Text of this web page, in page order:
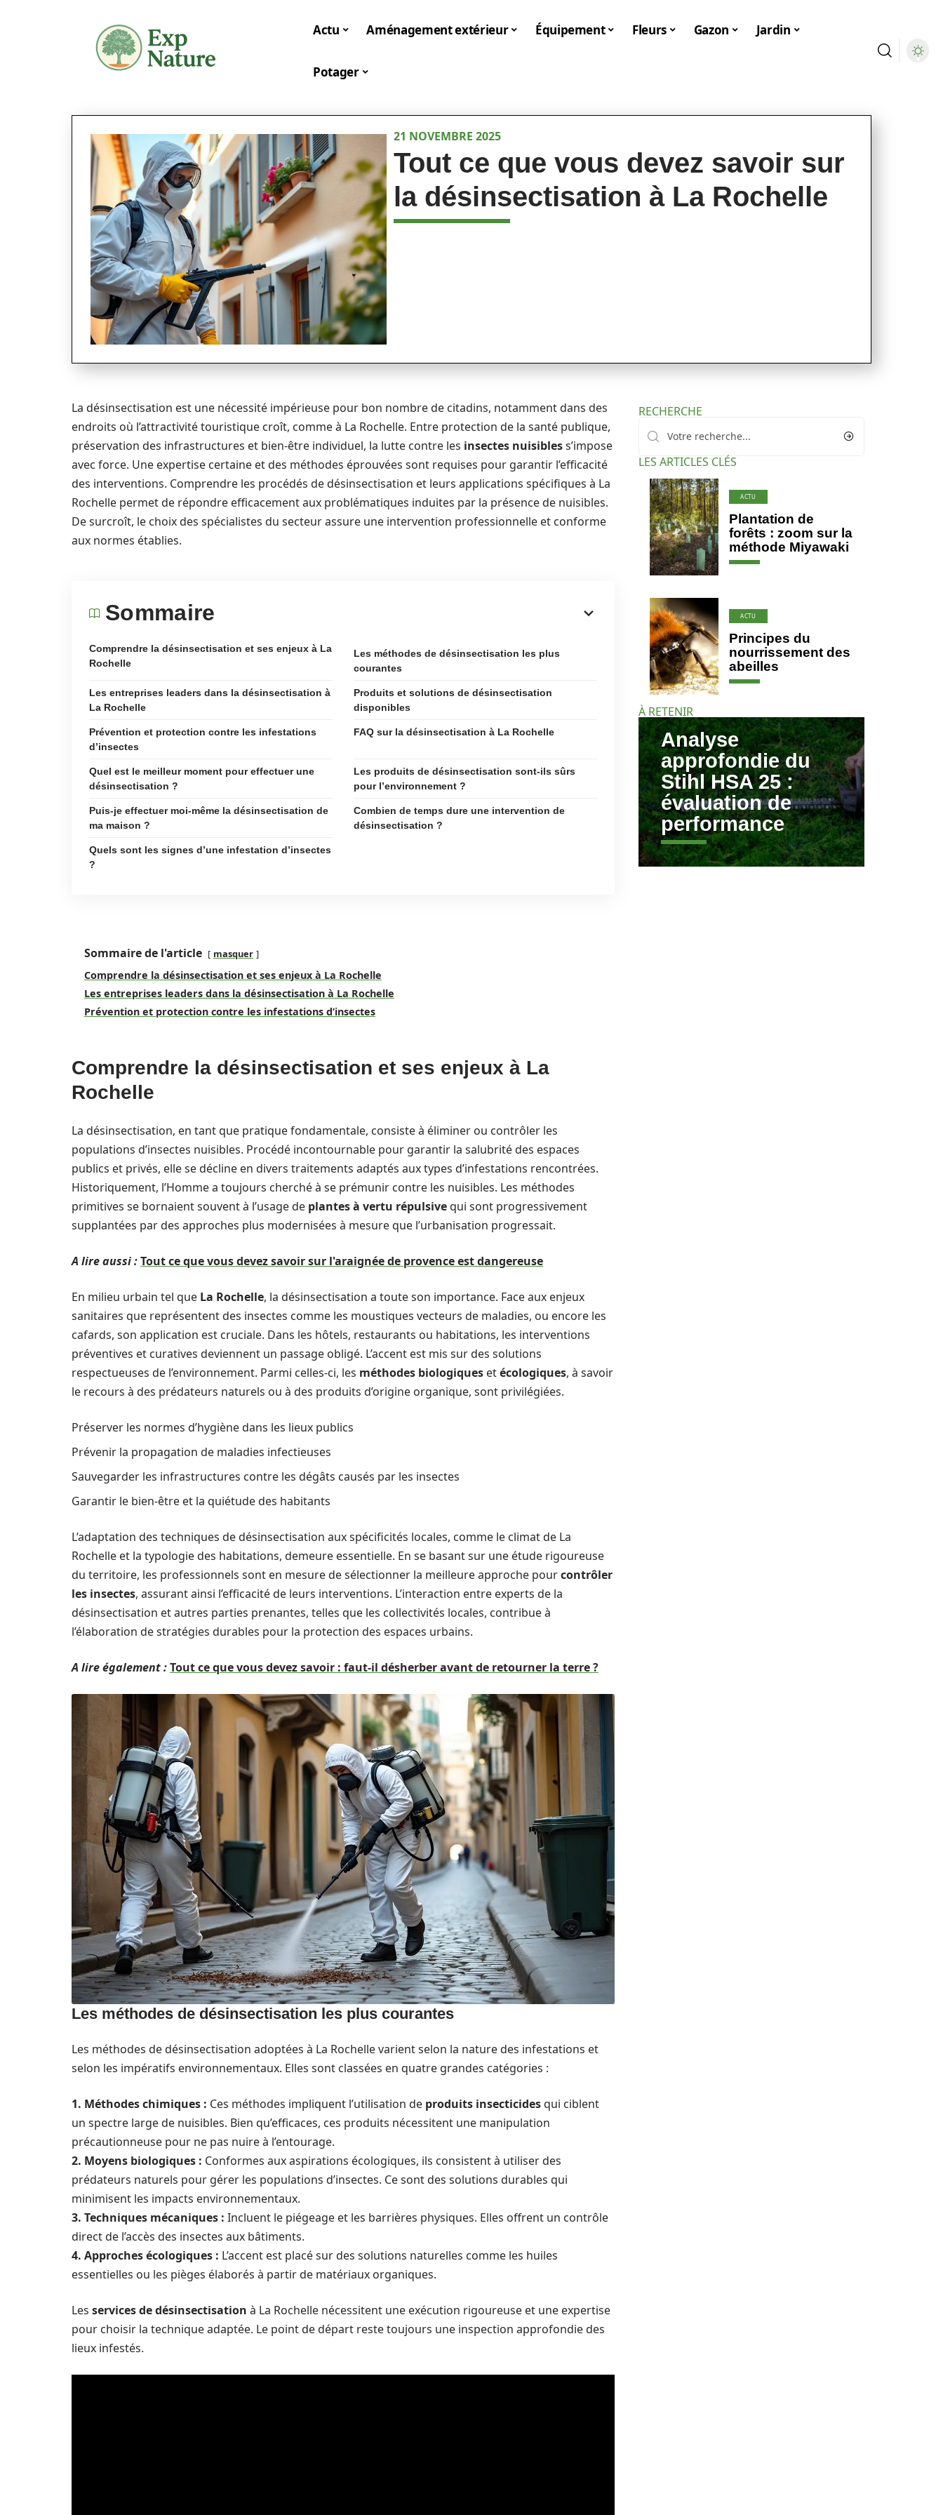
Actu Aménagement extérieur Équipement Fleurs Gazon Jardin
Potager
21 NOVEMBRE 2025
Tout ce que vous devez savoir sur
la désinsectisation à La Rochelle
La désinsectisation est une nécessité impérieuse pour bon nombre de citadins, notamment dans des
endroits où l’attractivité touristique croît, comme à La Rochelle. Entre protection de la santé publique,
préservation des infrastructures et bien-être individuel, la lutte contre les insectes nuisibless’impose
avec force. Une expertise certaine et des méthodes éprouvées sont requises pour garantir l’efficacité
des interventions. Comprendre les procédés de désinsectisation et leurs applications spécifiques à La
Rochelle permet de répondre efficacement aux problématiques induites par la présence de nuisibles.
De surcroît, le choix des spécialistes du secteur assure une intervention professionnelle et conforme
aux normes établies.
Sommaire
Comprendre la désinsectisation et ses enjeux à La
Rochelle
Les méthodes de désinsectisation les plus
courantes
Les entreprises leaders dans la désinsectisation à
La Rochelle
Produits et solutions de désinsectisation
disponibles
Prévention et protection contre les infestations
d’insectes
FAQ sur la désinsectisation à La Rochelle
Quel est le meilleur moment pour effectuer une
désinsectisation ?
Les produits de désinsectisation sont-ils sûrs
pour l’environnement ?
Puis-je effectuer moi-même la désinsectisation de
ma maison ?
Combien de temps dure une intervention de
désinsectisation ?
Quels sont les signes d’une infestation d’insectes
?
Sommaire de l'article masquer
Comprendre la désinsectisation et ses enjeux à La Rochelle
Les entreprises leaders dans la désinsectisation à La Rochelle
Prévention et protection contre les infestations d’insectes
Comprendre la désinsectisation et ses enjeux à La
Rochelle
La désinsectisation, en tant que pratique fondamentale, consiste à éliminer ou contrôler les
populations d’insectes nuisibles. Procédé incontournable pour garantir la salubrité des espaces
publics et privés, elle se décline en divers traitements adaptés aux types d’infestations rencontrées.
Historiquement, l’Homme a toujours cherché à se prémunir contre les nuisibles. Les méthodes
primitives se bornaient souvent à l’usage de plantes à vertu répulsivequi sont progressivement
supplantées par des approches plus modernisées à mesure que l’urbanisation progressait.
A lire aussi :Tout ce que vous devez savoir sur l'araignée de provence est dangereuse
En milieu urbain tel que La Rochelle, la désinsectisation a toute son importance. Face aux enjeux
sanitaires que représentent des insectes comme les moustiques vecteurs de maladies, ou encore les
cafards, son application est cruciale. Dans les hôtels, restaurants ou habitations, les interventions
préventives et curatives deviennent un passage obligé. L’accent est mis sur des solutions
respectueuses de l’environnement. Parmi celles-ci, les méthodes biologiques etécologiques, à savoir
le recours à des prédateurs naturels ou à des produits d’origine organique, sont privilégiées.
Préserver les normes d’hygiène dans les lieux publics
Prévenir la propagation de maladies infectieuses
Sauvegarder les infrastructures contre les dégâts causés par les insectes
Garantir le bien-être et la quiétude des habitants
L’adaptation des techniques de désinsectisation aux spécificités locales, comme le climat de La
Rochelle et la typologie des habitations, demeure essentielle. En se basant sur une étude rigoureuse
du territoire, les professionnels sont en mesure de sélectionner la meilleure approche pourcontrôler
les insectes, assurant ainsi l’efficacité de leurs interventions. L’interaction entre experts de la
désinsectisation et autres parties prenantes, telles que les collectivités locales, contribue à
l’élaboration de stratégies durables pour la protection des espaces urbains.
A lire également :Tout ce que vous devez savoir : faut-il désherber avant de retourner la terre ?
Les méthodes de désinsectisation les plus courantes
Les méthodes de désinsectisation adoptées à La Rochelle varient selon la nature des infestations et
selon les impératifs environnementaux. Elles sont classées en quatre grandes catégories :
1. Méthodes chimiques : Ces méthodes impliquent l’utilisation de produits insecticidesqui ciblent
un spectre large de nuisibles. Bien qu’efficaces, ces produits nécessitent une manipulation
précautionneuse pour ne pas nuire à l’entourage.
2. Moyens biologiques : Conformes aux aspirations écologiques, ils consistent à utiliser des
prédateurs naturels pour gérer les populations d’insectes. Ce sont des solutions durables qui
minimisent les impacts environnementaux.
3. Techniques mécaniques : Incluent le piégeage et les barrières physiques. Elles offrent un contrôle
direct de l’accès des insectes aux bâtiments.
4. Approches écologiques : L’accent est placé sur des solutions naturelles comme les huiles
essentielles ou les pièges élaborés à partir de matériaux organiques.
Les services de désinsectisation à La Rochelle nécessitent une exécution rigoureuse et une expertise
pour choisir la technique adaptée. Le point de départ reste toujours une inspection approfondie des
lieux infestés.
RECHERCHE
LES ARTICLES CLÉS
ACTU
Plantation de
forêts : zoom sur la
méthode Miyawaki
ACTU
Principes du
nourrissement des
abeilles
À RETENIR
Analyse
approfondie du
Stihl HSA 25 :
évaluation de
performance